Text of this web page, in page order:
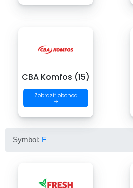
CBA Komfos (15)
Zobraziť obchod
→
Symbol: F